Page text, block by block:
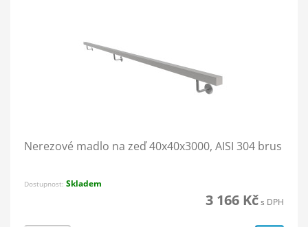
Nerezové madlo na zeď 40x40x3000, AISI 304 brus
Dostupnost: Skladem
3 166 Kčs DPH